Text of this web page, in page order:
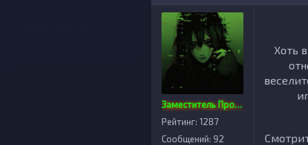
Заместитель Проекта
Рейтинг: 1287
Сообщений: 92
Хоть